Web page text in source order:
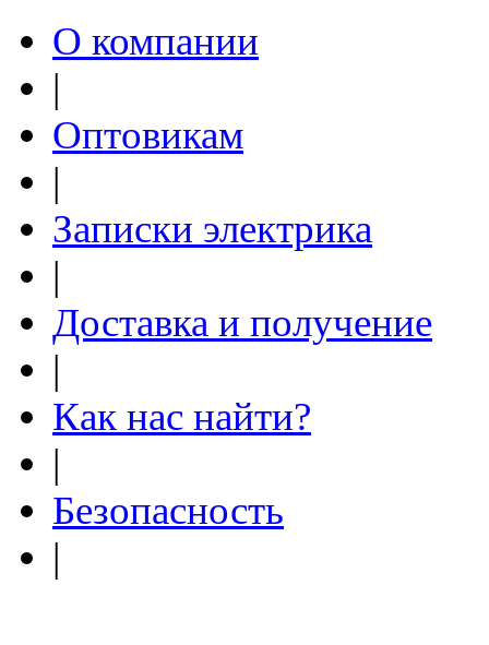
О компании
|
Оптовикам
|
Записки электрика
|
Доставка и получение
|
Как нас найти?
|
Безопасность
|